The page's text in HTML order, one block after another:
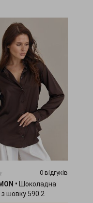
0 відгуків
• Шоколадна
шовку 590.2